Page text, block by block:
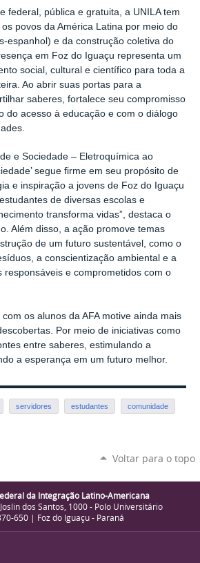
federal, pública e gratuita, a UNILA tem
povos da América Latina por meio do
espanhol) e da construção coletiva do
em Foz do Iguaçu representa um
social, cultural e científico para toda a
Ao abrir suas portas para a
saberes, fortalece seu compromisso
do acesso à educação e com o diálogo
e Sociedade – Eletroquímica ao
segue firme em seu propósito de
e inspiração a jovens de Foz do Iguaçu
de diversas escolas e
transforma vidas”, destaca o
Além disso, a ação promove temas
de um futuro sustentável, como o
a conscientização ambiental e a
responsáveis e comprometidos com o
os alunos da AFA motive ainda mais
Por meio de iniciativas como
entre saberes, estimulando a
a esperança em um futuro melhor.
servidores estudantes comunidade
Voltar para o topo
da Integração Latino-Americana
dos Santos, 1000 - Polo Universitário
650 | Foz do Iguaçu - Paraná